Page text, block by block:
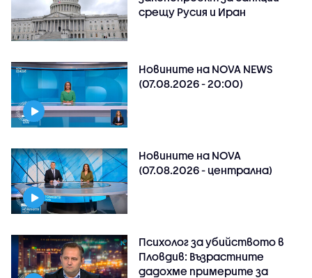
срещу Русия и Иран
Новините на NOVA NEWS
(07.08.2026 - 20:00)
Новините на NOVA
(07.08.2026 - централна)
Психолог за убийството в
Пловдив: Възрастните
дадохме примерите за